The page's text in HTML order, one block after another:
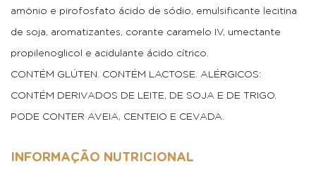
amônio e pirofosfato ácido de sódio, emulsificante lecitina
de soja, aromatizantes, corante caramelo IV, umectante
propilenoglicol e acidulante ácido cítrico.
CONTÉM GLÚTEN. CONTÉM LACTOSE. ALÉRGICOS:
CONTÉM DERIVADOS DE LEITE, DE SOJA E DE TRIGO.
PODE CONTER AVEIA, CENTEIO E CEVADA.
INFORMAÇÃO NUTRICIONAL